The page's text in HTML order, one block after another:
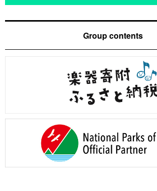
Group contents